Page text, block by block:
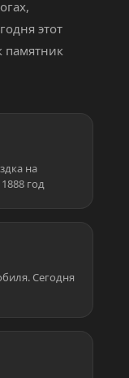
этот
памятник
на
год
Сегодня